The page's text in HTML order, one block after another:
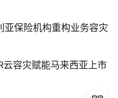
亚保险机构重构业务容灾
容灾赋能马来西亚上市